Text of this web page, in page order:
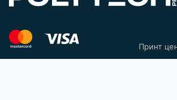
Принт